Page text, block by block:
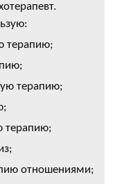
терапию;
терапию;
терапию;
отношениями;